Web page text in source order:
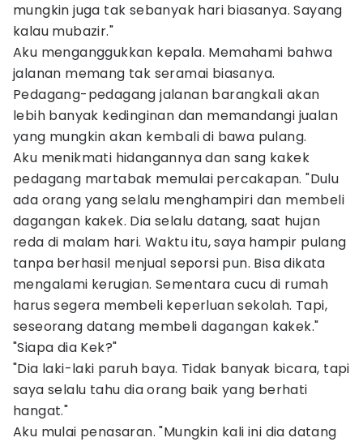
mungkin juga tak sebanyak hari biasanya. Sayang
kalau mubazir."
Aku menganggukkan kepala. Memahami bahwa
jalanan memang tak seramai biasanya.
Pedagang-pedagang jalanan barangkali akan
lebih banyak kedinginan dan memandangi jualan
yang mungkin akan kembali di bawa pulang.
Aku menikmati hidangannya dan sang kakek
pedagang martabak memulai percakapan. "Dulu
ada orang yang selalu menghampiri dan membeli
dagangan kakek. Dia selalu datang, saat hujan
reda di malam hari. Waktu itu, saya hampir pulang
tanpa berhasil menjual seporsi pun. Bisa dikata
mengalami kerugian. Sementara cucu di rumah
harus segera membeli keperluan sekolah. Tapi,
seseorang datang membeli dagangan kakek."
"Siapa dia Kek?"
"Dia laki-laki paruh baya. Tidak banyak bicara, tapi
saya selalu tahu dia orang baik yang berhati
hangat."
Aku mulai penasaran. "Mungkin kali ini dia datang